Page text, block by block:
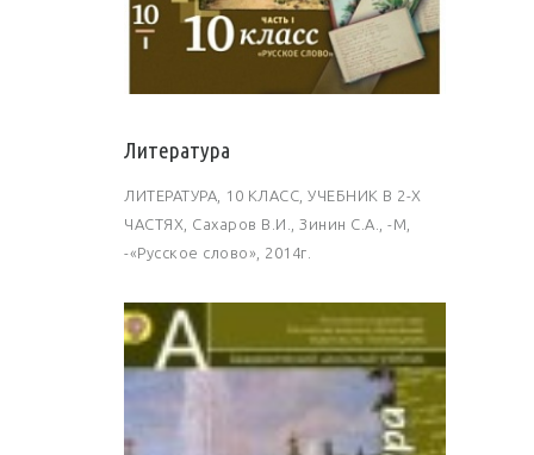
Литература
ЛИТЕРАТУРА, 10 КЛАСС, УЧЕБНИК В 2-Х
ЧАСТЯХ, Сахаров В.И., Зинин С.А., -М,
-«Русское слово», 2014г.